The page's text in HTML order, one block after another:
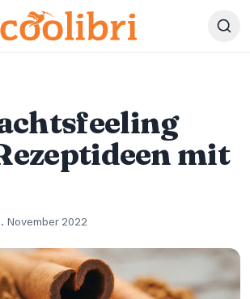
mit
November 2022